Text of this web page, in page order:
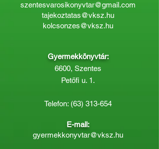
szentesvarosikonyvtar@gmail.com
tajekoztatas@vksz.hu
kolcsonzes@vksz.hu
Gyermekkönyvtár:
6600, Szentes
Petőfi u. 1.
Telefon: (63) 313-654
E-mail:
gyermekkonyvtar@vksz.hu